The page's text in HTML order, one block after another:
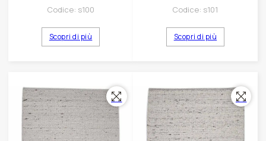
Codice: s100
Scopri di più
Codice: s101
Scopri di più